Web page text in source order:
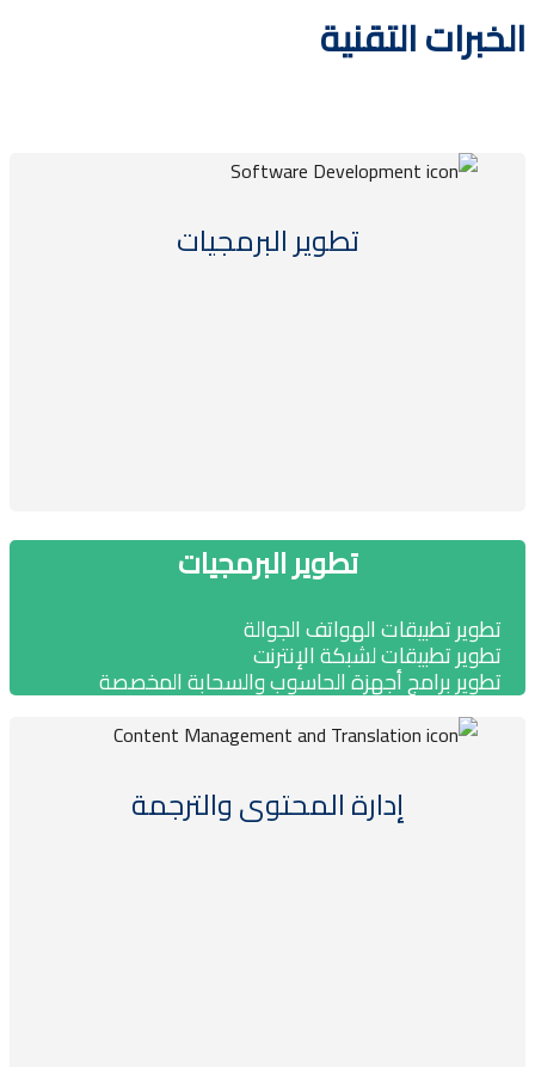
التقنية
تطوير البرمجيات
تطوير البرمجيات
تطبيقات الهواتف الجوالة
تطبيقات لشبكة الإنترنت
برامج أجهزة الحاسوب والسحابة المخصصة
إدارة المحتوى والترجمة